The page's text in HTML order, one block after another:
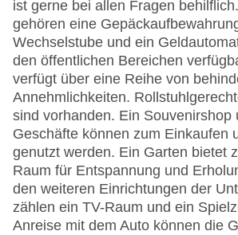
ist gerne bei allen Fragen
gehören eine
Wechselstube und ein
den öffentlichen Bereichen
verfügt über eine Reihe von
Annehmlichkeiten.
sind vorhanden. Ein Souvenirshop
Geschäfte können zum Einkaufen
genutzt werden. Ein Garten bietet
Raum für Entspannung und
den weiteren Einrichtungen der
zählen ein TV-Raum und ein
Anreise mit dem Auto können die